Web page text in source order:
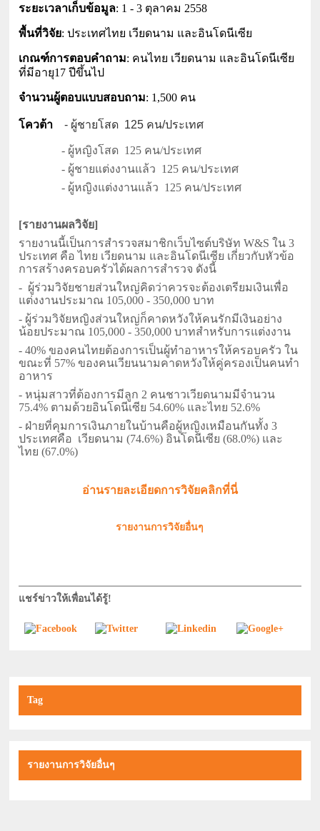
ระยะเวลาเก็บข้อมูล: 1 - 3 ตุลาคม 2558
พื้นที่วิจัย: ประเทศไทย เวียดนาม และอินโดนีเซีย
เกณฑ์การตอบคำถาม: คนไทย เวียดนาม และอินโดนีเซีย
ที่มีอายุ17 ปีขึ้นไป
จำนวนผู้ตอบแบบสอบถาม: 1,500 คน
โควต้า- ผู้ชายโสด 125 คน/ประเทศ
- ผู้หญิงโสด 125 คน/ประเทศ
- ผู้ชายแต่งงานแล้ว 125 คน/ประเทศ
- ผู้หญิงแต่งงานแล้ว 125 คน/ประเทศ
[รายงานผลวิจัย]
รายงานนี้เป็นการสำรวจสมาชิกเว็บไซต์บริษัท W&S ใน 3
ประเทศ คือ ไทย เวียดนาม และอินโดนีเซีย เกี่ยวกับหัวข้อ
การสร้างครอบครัวได้ผลการสำรวจ ดังนี้
- ผู้ร่วมวิจัยชายส่วนใหญ่คิดว่าควรจะต้องเตรียมเงินเพื่อ
แต่งงานประมาณ 105,000 - 350,000 บาท
- ผู้ร่วมวิจัยหญิงส่วนใหญ่ก็คาดหวังให้คนรักมีเงินอย่าง
น้อยประมาณ 105,000 - 350,000 บาทสำหรับการแต่งงาน
- 40% ของคนไทยต้องการเป็นผู้ทำอาหารให้ครอบครัว ใน
ขณะที่ 57% ของคนเวียนนามคาดหวังให้คู่ครองเป็นคนทำ
อาหาร
- หนุ่มสาวที่ต้องการมีลูก 2 คนชาวเวียดนามมีจำนวน
75.4% ตามด้วยอินโดนีเซีย 54.60% และไทย 52.6%
- ฝ่ายที่คุมการเงินภายในบ้านคือผู้หญิงเหมือนกันทั้ง 3
ประเทศคือ เวียดนาม (74.6%) อินโดนีเซีย (68.0%) และ
ไทย (67.0%)
อ่านรายละเอียดการวิจัยคลิกที่นี่
รายงานการวิจัยอื่นๆ
แชร์ข่าวให้เพื่อนได้รู้!
Tag
รายงานการวิจัยอื่นๆ